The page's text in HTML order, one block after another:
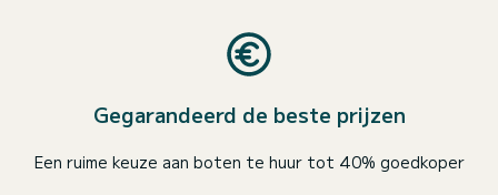
Gegarandeerd de beste prijzen
Een ruime keuze aan boten te huur tot 40% goedkoper